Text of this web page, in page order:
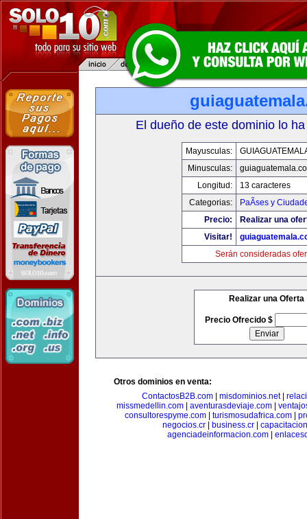
El dueño de este dominio lo
Mayusculas:
Minusculas:
Longitud:
13 caracteres
Categorias:
PaÃ­ses y
Precio:
Realizar una
Visitar!
Serán consideradas
Realizar una Oferta
Precio Ofrecido $
Otros dominios en venta:
ContactosB2B.com
misdominios.net|
missmedellin.com
aventurasdeviaje.com
consultorespyme.com| turismosudafrica.com|
negocios.cr| business.cr|
agenciadeinformacion.com